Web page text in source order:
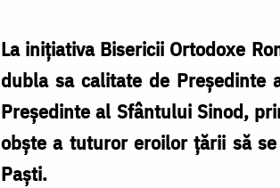
La inițiativa Bisericii Ortodoxe
dubla sa calitate de Președinte
Președinte al Sfântului Sinod,
obște a tuturor eroilor țării să
Paști.